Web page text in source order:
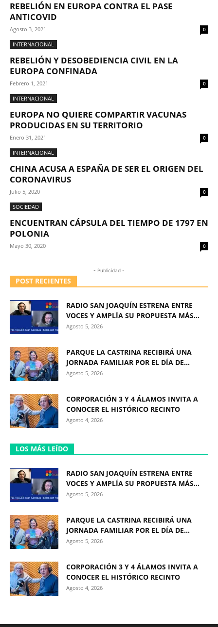
REBELIÓN EN EUROPA CONTRA EL PASE
ANTICOVID
Agosto 3, 2021 0
INTERNACIONAL
REBELIÓN Y DESOBEDIENCIA CIVIL EN LA
EUROPA CONFINADA
Febrero 1, 2021 0
INTERNACIONAL
EUROPA NO QUIERE COMPARTIR VACUNAS
PRODUCIDAS EN SU TERRITORIO
Enero 31, 2021 0
INTERNACIONAL
CHINA ACUSA A ESPAÑA DE SER EL ORIGEN DEL
CORONAVIRUS
Julio 5, 2020 0
SOCIEDAD
ENCUENTRAN CÁPSULA DEL TIEMPO DE 1797 EN
POLONIA
Mayo 30, 2020 0
- Publicidad -
POST RECIENTES
RADIO SAN JOAQUÍN ESTRENA ENTRE
VOCES Y AMPLÍA SU PROPUESTA MÁS...
Agosto 5, 2026
PARQUE LA CASTRINA RECIBIRÁ UNA
JORNADA FAMILIAR POR EL DÍA DE...
Agosto 5, 2026
CORPORACIÓN 3 Y 4 ÁLAMOS INVITA A
CONOCER EL HISTÓRICO RECINTO
Agosto 4, 2026
LOS MÁS LEÍDO
RADIO SAN JOAQUÍN ESTRENA ENTRE
VOCES Y AMPLÍA SU PROPUESTA MÁS...
Agosto 5, 2026
PARQUE LA CASTRINA RECIBIRÁ UNA
JORNADA FAMILIAR POR EL DÍA DE...
Agosto 5, 2026
CORPORACIÓN 3 Y 4 ÁLAMOS INVITA A
CONOCER EL HISTÓRICO RECINTO
Agosto 4, 2026